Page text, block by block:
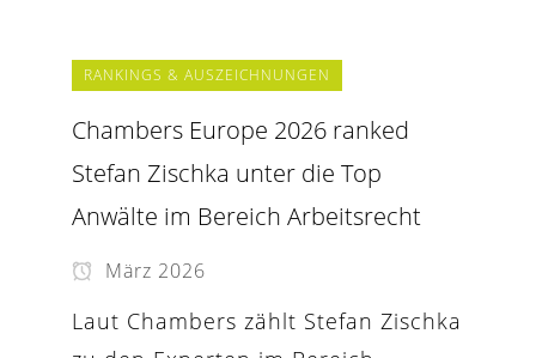
RANKINGS & AUSZEICHNUNGEN
Chambers Europe 2026 ranked
Stefan Zischka unter die Top
Anwälte im Bereich Arbeitsrecht
März 2026
Laut Chambers zählt Stefan Zischka